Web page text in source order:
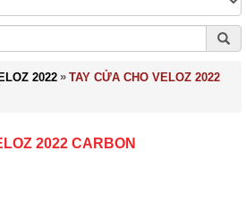
2022 » TAY CỬA CHO VELOZ 2022
2022 CARBON